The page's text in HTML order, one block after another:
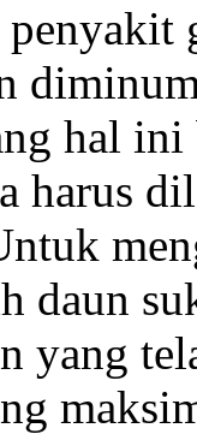
hal
harus
daun
yang